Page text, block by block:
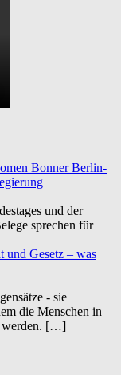
Bonner Berlin-
und der
sprechen für
und Gesetz – was
- sie
die Menschen in
[…]